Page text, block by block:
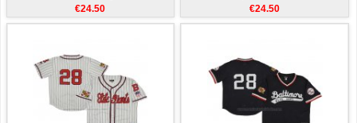
€24.50 €24.50